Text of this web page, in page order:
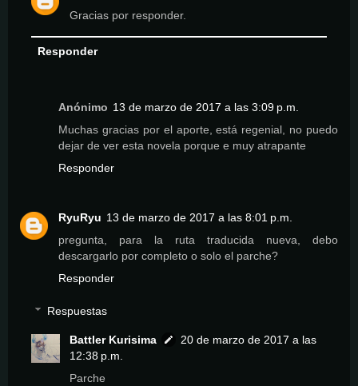
Gracias por responder.
Responder
Anónimo 13 de marzo de 2017 a las 3:09 p.m.
Muchas gracias por el aporte, está regenial, no puedo
dejar de ver esta novela porque e muy atrapante
Responder
RyuRyu 13 de marzo de 2017 a las 8:01 p.m.
pregunta, para la ruta traducida nueva, debo
descargarlo por completo o solo el parche?
Responder
Respuestas
Battler Kurisima
20 de marzo de 2017 a las
12:38 p.m.
Parche